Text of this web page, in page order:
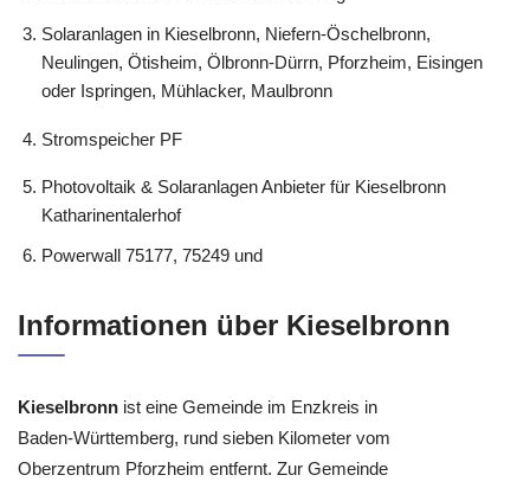
Solaranlagen in Kieselbronn, Niefern-Öschelbronn,
Neulingen, Ötisheim, Ölbronn-Dürrn, Pforzheim, Eisingen
oder Ispringen, Mühlacker, Maulbronn
Stromspeicher PF
Photovoltaik & Solaranlagen Anbieter für Kieselbronn
Katharinentalerhof
Powerwall 75177, 75249 und
Informationen über Kieselbronn
Kieselbronn ist eine Gemeinde im Enzkreis in
Baden-Württemberg, rund sieben Kilometer vom
Oberzentrum Pforzheim entfernt. Zur Gemeinde